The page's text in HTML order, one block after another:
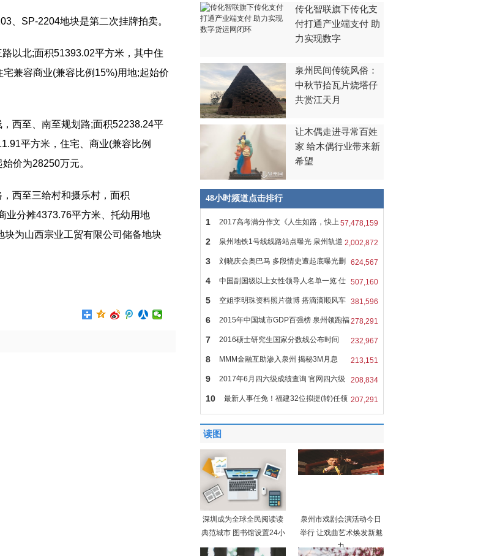
、SP-2204地块是第二次挂牌拍卖。
以北;面积51393.02平方米，其中住
兼容商业(兼容比例15%)用地;起始价
西至、南至规划路;面积52238.24平
平方米，住宅、商业(兼容比例
价为28250万元。
西至三给村和摄乐村，面积
业分摊4373.76平方米、托幼用地
为山西宗业工贸有限公司储备地块
传化智联旗下传化支
付打通产业端支付 助
力实现数字
泉州民间传统风俗：
中秋节拾瓦片烧塔仔
共赏江天月
让木偶走进寻常百姓
家 给木偶行业带来新
希望
48小时频道点击排行
57,478,159
1 2017高考满分作文《人生如路，快上
车吧 2,002,872
2 泉州地铁1号线线路站点曝光 泉州轨道
交 624,567
3 刘晓庆会奥巴马 多段情史遭起底曝光删
507,160
4 中国副国级以上女性领导人名单一览 仕
381,596
5 空姐李明珠资料照片微博 搭滴滴顺风车
278,291
6 2015年中国城市GDP百强榜 泉州领跑福
建 232,967
7 2016硕士研究生国家分数线公布时间
201 213,151
8 MMM金融互助渗入泉州 揭秘3M月息
30%的 208,834
9 2017年6月四六级成绩查询 官网四六级
成 207,291
10 最新人事任免！福建32位拟提(转)任领
导
读图
深圳成为全球全民阅读读
典范城市 图书馆设置24小
泉州市戏剧会演活动今日
举行 让戏曲艺术焕发新魅
力